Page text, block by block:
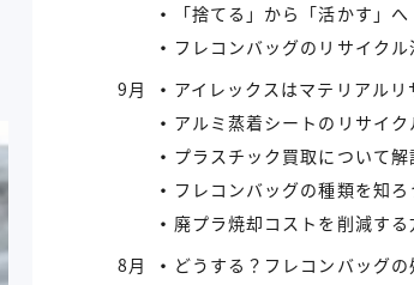
「捨てる」から「活かす」へ IREXコラム
フレコンバッグのリサイクル活用術：廃棄コストを減らす具体策
9月
アイレックスはマテリアルリサイクルの新たなビジネスに
アルミ蒸着シートのリサイクル方法と
プラスチック買取について解
フレコンバッグの種類を知ろ
廃プラ焼却コストを削減する方法：リサイクルとの比較で見えてくる
8月
どうする？フレコンバッグの処分 vol.2 – 買取がエコにつな